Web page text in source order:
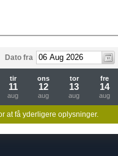
Dato fra
tir
11
aug
ons
12
aug
tor
13
aug
fre
14
aug
at få yderligere oplysninger.